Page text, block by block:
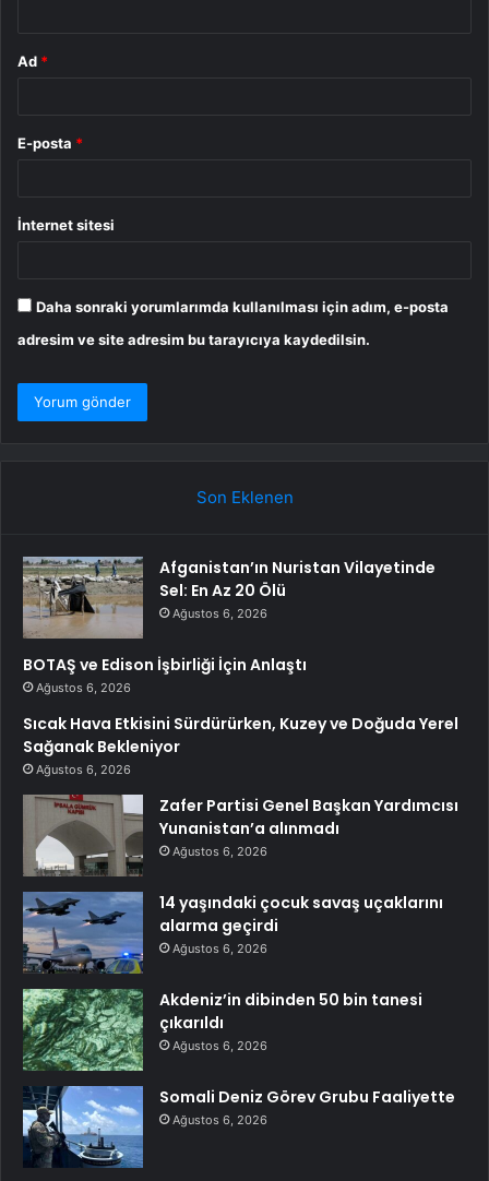
Ad *
E-posta *
İnternet sitesi
Daha sonraki yorumlarımda kullanılması için adım, e-posta
adresim ve site adresim bu tarayıcıya kaydedilsin.
Son Eklenen
Afganistan’ın Nuristan Vilayetinde
Sel: En Az 20 Ölü
Ağustos 6, 2026
BOTAŞ ve Edison İşbirliği İçin Anlaştı
Ağustos 6, 2026
Sıcak Hava Etkisini Sürdürürken, Kuzey ve Doğuda Yerel
Sağanak Bekleniyor
Ağustos 6, 2026
Zafer Partisi Genel Başkan Yardımcısı
Yunanistan’a alınmadı
Ağustos 6, 2026
14 yaşındaki çocuk savaş uçaklarını
alarma geçirdi
Ağustos 6, 2026
Akdeniz’in dibinden 50 bin tanesi
çıkarıldı
Ağustos 6, 2026
Somali Deniz Görev Grubu Faaliyette
Ağustos 6, 2026